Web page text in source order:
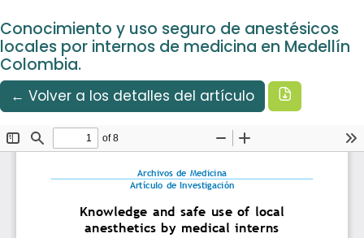
Registrarse Entrar
Conocimiento y uso seguro de anestésicos
locales por internos de medicina en Medellín
Colombia.
← Volver a los detalles del artículo